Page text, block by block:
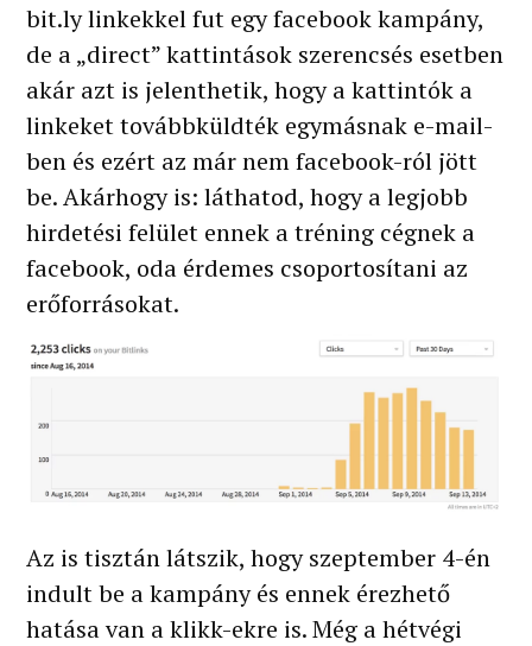
bit.ly linkekkel fut egy facebook kampány,
de a „direct” kattintások szerencsés esetben
akár azt is jelenthetik, hogy a kattintók a
linkeket továbbküldték egymásnak e-mail-
ben és ezért az már nem facebook-ról jött
be. Akárhogy is: láthatod, hogy a legjobb
hirdetési felület ennek a tréning cégnek a
facebook, oda érdemes csoportosítani az
erőforrásokat.
Az is tisztán látszik, hogy szeptember 4-én
indult be a kampány és ennek érezhető
hatása van a klikk-ekre is. Még a hétvégi